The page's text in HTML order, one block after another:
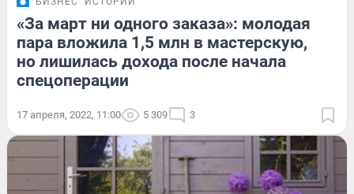
«За март ни одного заказа»: молодая
пара вложила 1,5 млн в мастерскую,
но лишилась дохода после начала
спецоперации
17 апреля, 2022, 11:00 5 309 3